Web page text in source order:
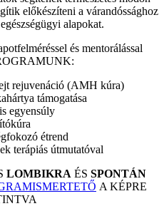
előkészíteni a várandóssághoz
alapokat.
és mentorálással
rejuvenáció (AMH kúra)
támogatása
egyensúly
étrend
terápiás útmutatóval
LOMBIKRA ÉS SPONTÁN
A KÉPRE